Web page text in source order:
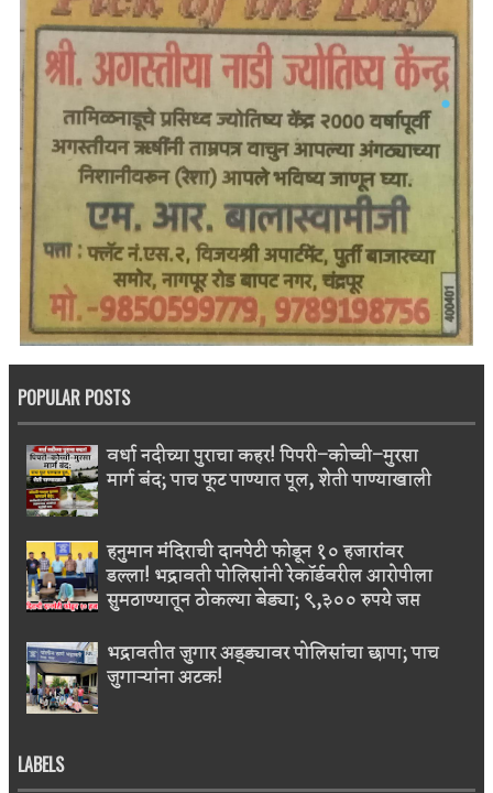
POPULAR POSTS
वर्धा नदीच्या पुराचा कहर! पिपरी–कोच्ची–मुरसा
मार्ग बंद; पाच फूट पाण्यात पूल, शेती पाण्याखाली
हनुमान मंदिराची दानपेटी फोडून १० हजारांवर
डल्ला! भद्रावती पोलिसांनी रेकॉर्डवरील आरोपीला
सुमठाण्यातून ठोकल्या बेड्या; ९,३०० रुपये जप्त
भद्रावतीत जुगार अड्ड्यावर पोलिसांचा छापा; पाच
जुगाऱ्यांना अटक!
LABELS